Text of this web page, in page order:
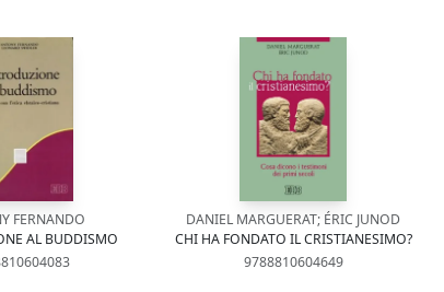
FERNANDO
AL BUDDISMO
DANIEL MARGUERAT; ÉRIC JUNOD
CHI HA FONDATO IL CRISTIANESIMO?
9788810604649